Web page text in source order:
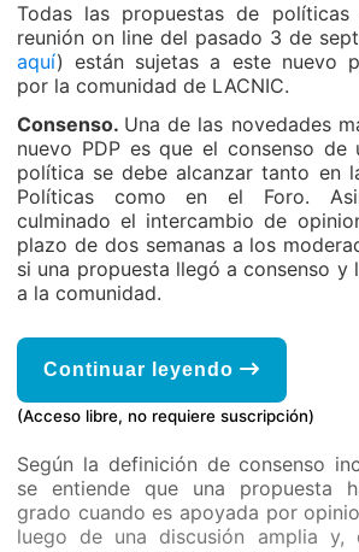
Todas las propuestas de políticas
reunión on line del pasado 3 de
aquí) están sujetas a este nuevo
por la comunidad de LACNIC.
Consenso. Una de las novedades
nuevo PDP es que el consenso de
política se debe alcanzar tanto en
Políticas como en el Foro.
culminado el intercambio de
plazo de dos semanas a los
si una propuesta llegó a consenso y
a la comunidad.
Continuar leyendo
(Acceso libre, no requiere suscripción)
Según la definición de consenso
se entiende que una propuesta
grado cuando es apoyada por
luego de una discusión amplia y,